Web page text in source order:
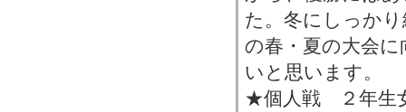
た。冬にしっか
の春・夏の大会
いと思います。
★個人戦 ２年生